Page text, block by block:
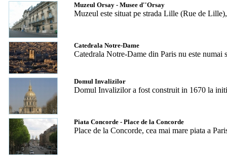
Muzeul Orsay - Musee d''Orsay
Muzeul este situat pe strada Lille (Rue de
Catedrala Notre-Dame
Catedrala Notre-Dame din Paris nu este
Domul Invalizilor
Domul Invalizilor a fost construit in 1670 la
Piata Concorde - Place de la Concorde
Place de la Concorde, cea mai mare piata a